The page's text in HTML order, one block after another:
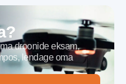
droonide eksam,
lendage oma